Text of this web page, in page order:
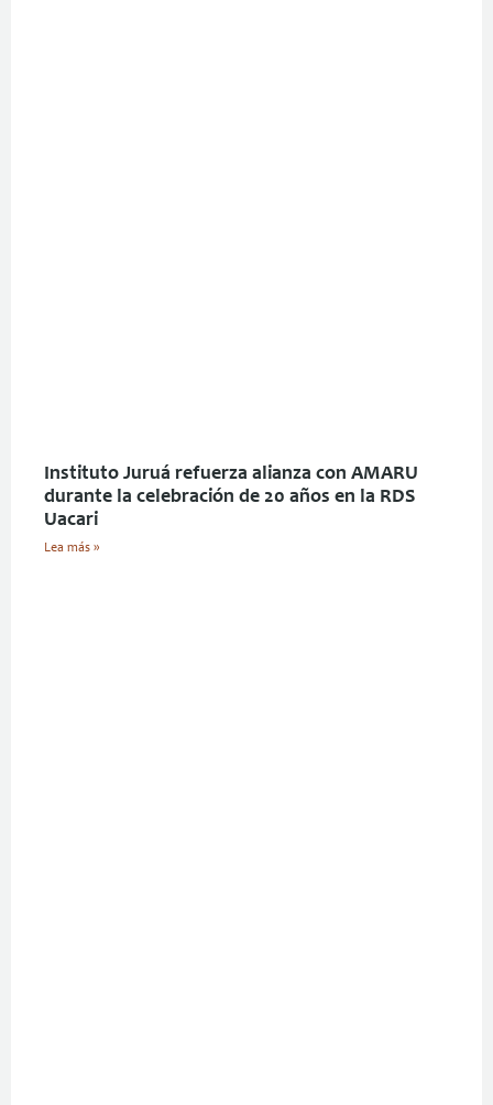
Instituto Juruá refuerza alianza con AMARU
durante la celebración de 20 años en la RDS
Uacari
Lea más »